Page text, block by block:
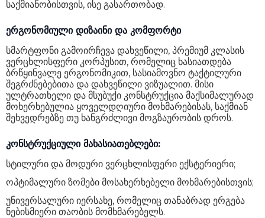
ოპტიკური გადიდება
გრაფიკული პროცესორი Adreno 610
Dolby Vision
ელემენტი (mAh) 7000 mAh
ელემენტის ტიპი
უსადენო დამუხტვა
სწრაფი დამუხტვა
თანდართული კაბელი USB Type-C 2.0
სპიკერების რაოდენობა
საქმიანობისთვის, ისე გასართობად.
ერგონომიული დიზაინი და კომფორტი
სმარტფონი გამოირჩევა დახვეწილი, პრემიუმ კლასის
ვერცხლისფერი კორპუსით, რომელიც ხასიათდება
ბრწყინვალე ერგონომიკით, სასიამოვნო ტაქტილური
შეგრძნებებითა და დახვეწილი ვიზუალით. მისი
ულტრათხელი და მსუბუქი კონსტრუქცია მაქსიმალურად
მოხერხებულია ყოველდღიური მოხმარებისას, საქმიან
შეხვედრებზე თუ ხანგრძლივი მოგზაურობის დროს.
კონსტრუქციული მახასიათებლები:
სტილური და მოდური ვერცხლისფერი ექსტერიერი;
ოპტიმალური ზომები მოსახერხებელი მოხმარებისთვის;
უნივერსალური იერსახე, რომელიც თანაბრად ერგება
ნებისმიერი თაობის მომხმარებელს.